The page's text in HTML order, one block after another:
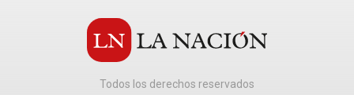
Todos los derechos reservados